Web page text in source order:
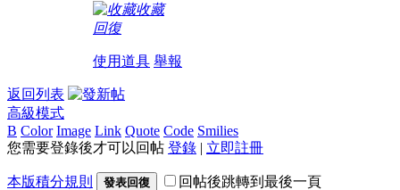
收藏
回復
使用道具 舉報
返回列表
高級模式
B Color Image Link Quote Code Smilies
您需要登錄後才可以回帖 登錄 | 立即註冊
本版積分規則 發表回復 回帖後跳轉到最後一頁